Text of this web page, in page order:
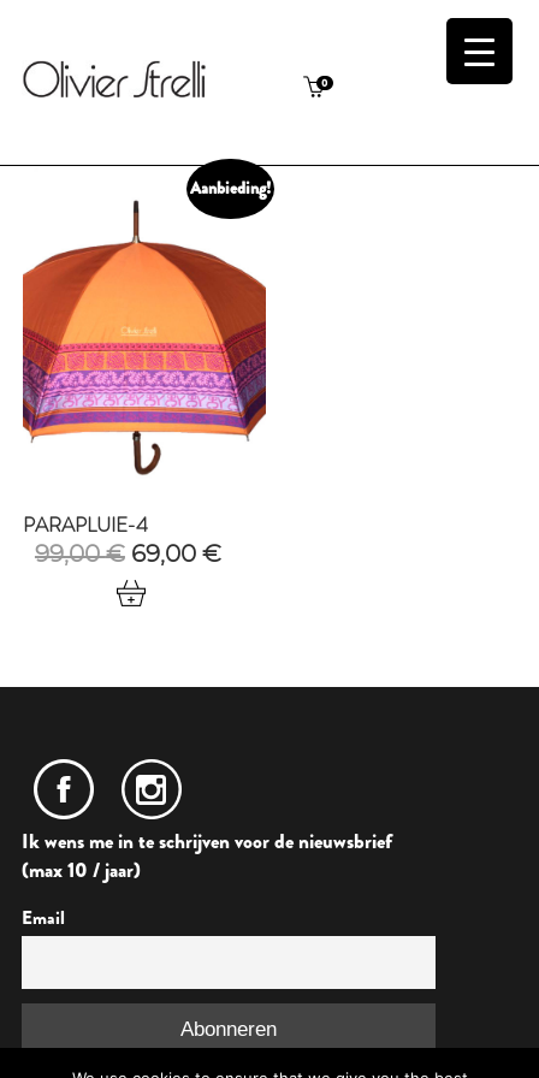
0
Aanbieding!
PARAPLUIE-4
99,00€ Oorspronkelijke
prijs
was:
69,00 €Huidige
Ik wens me in te schrijven voor de nieuwsbrief
(max 10 / jaar)
Email